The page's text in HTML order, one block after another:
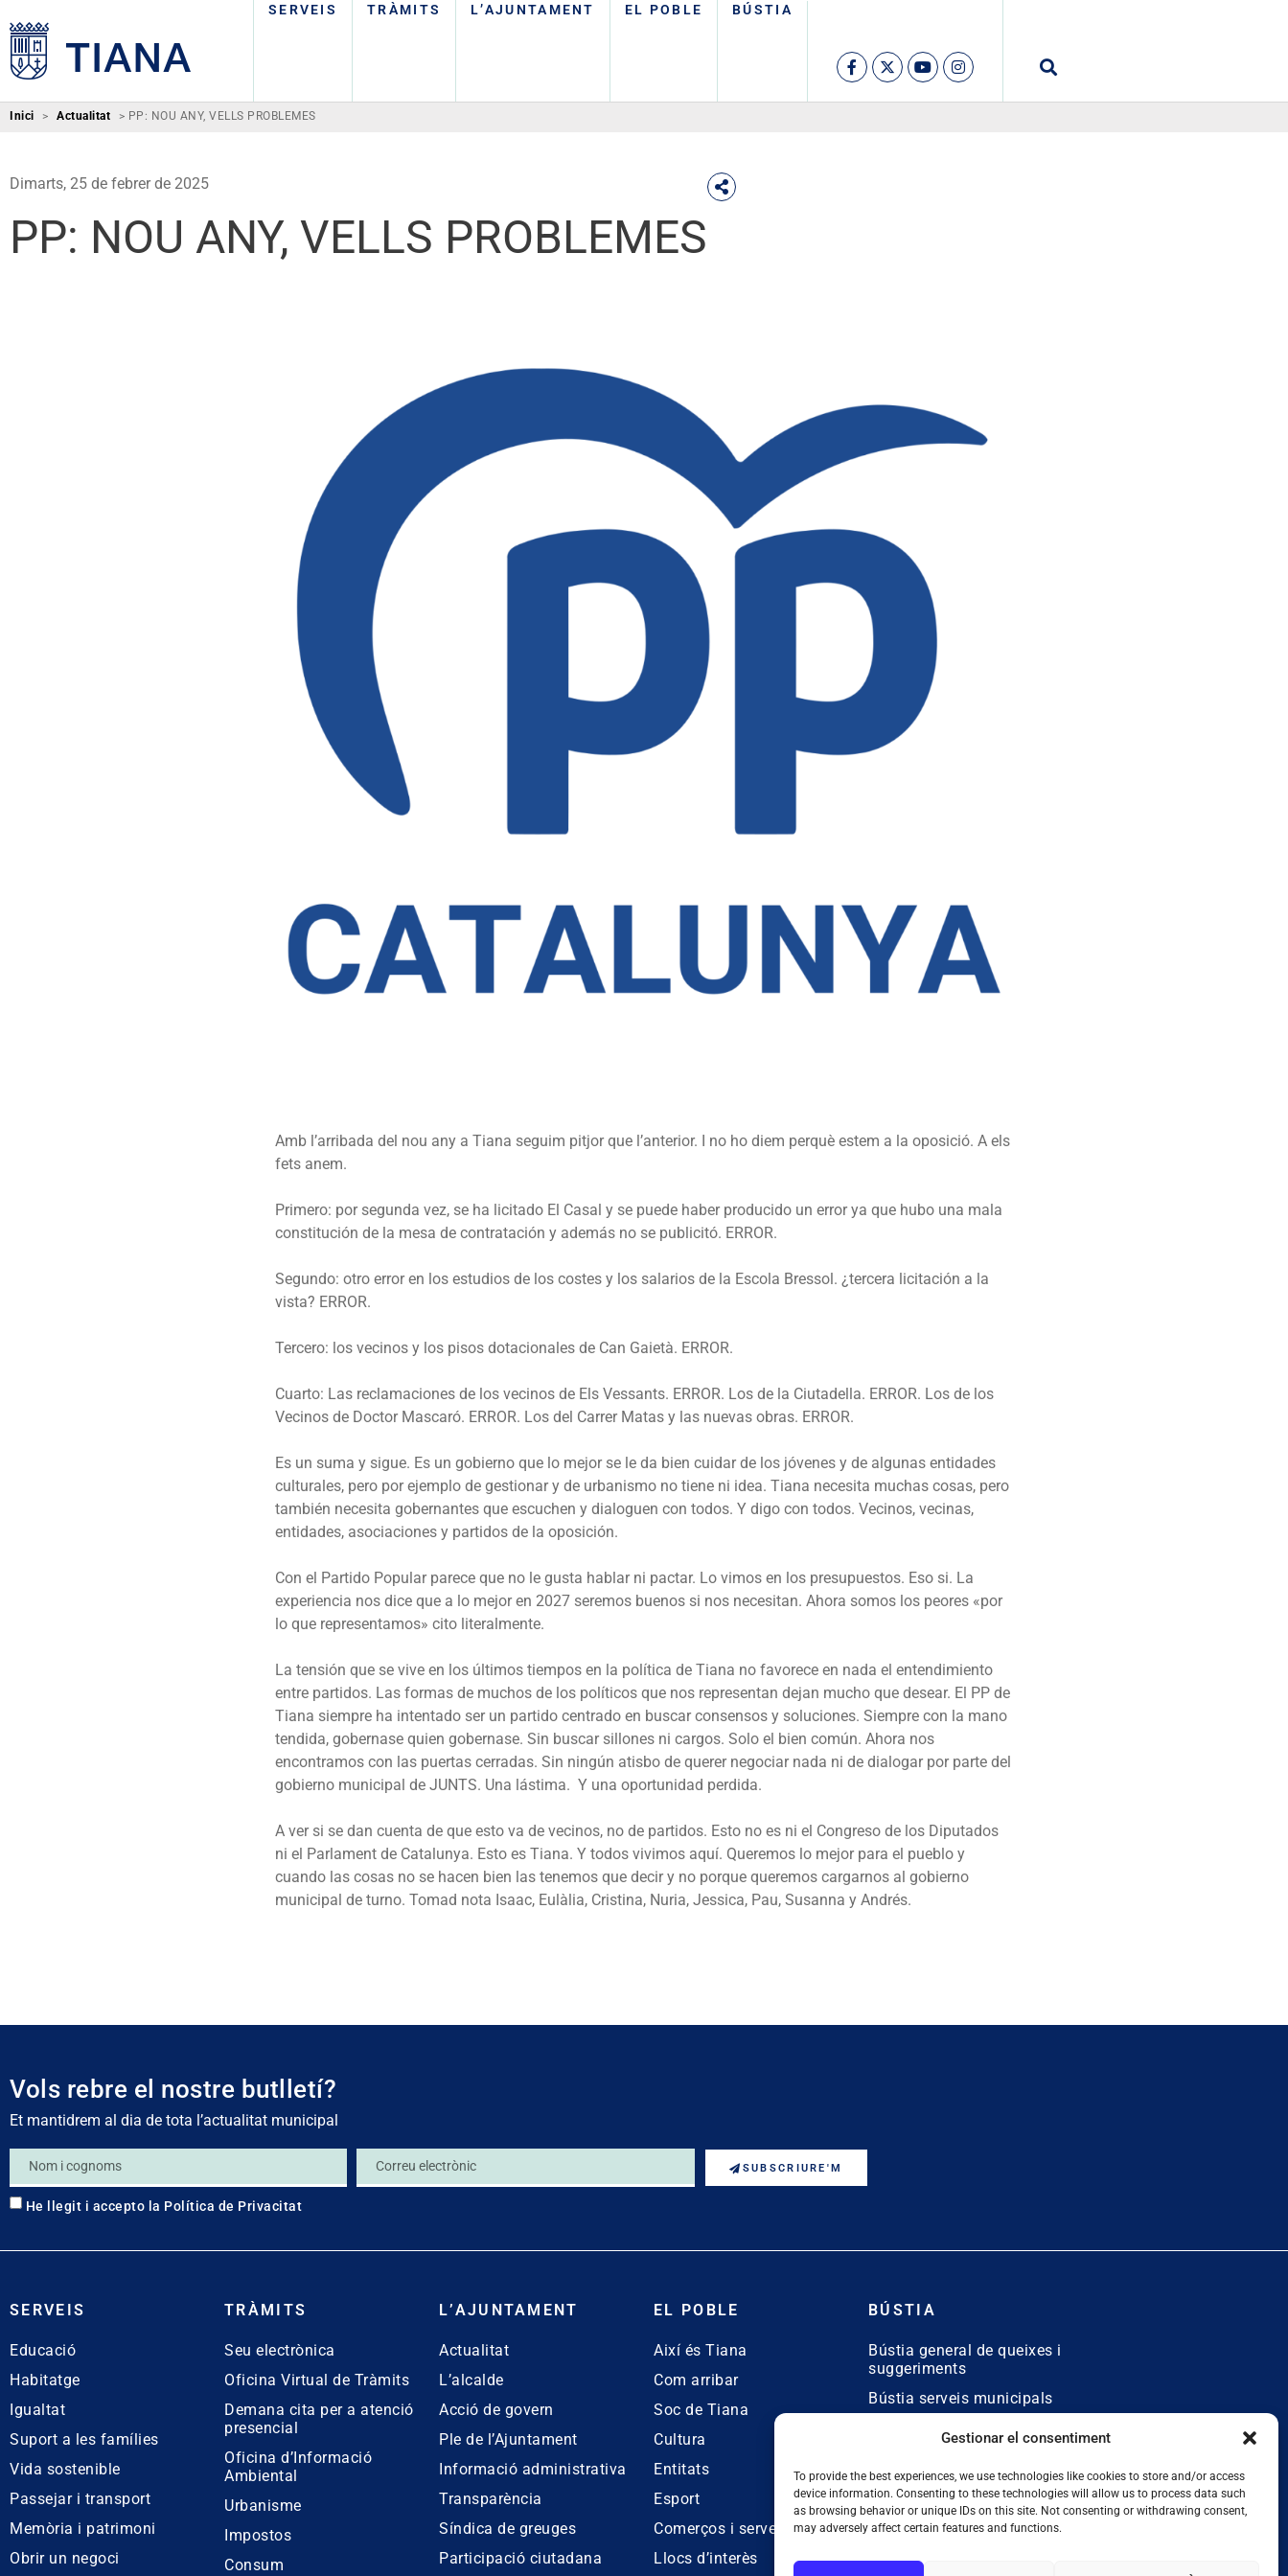
Gestionar el consentiment
To provide the best experiences, we use technologies like cookies to store and/or access
device information. Consenting to these technologies will allow us to process data such
as browsing behavior or unique IDs on this site. Not consenting or withdrawing consent,
may adversely affect certain features and functions.
SERVEIS TRÀMITS L’AJUNTAMENT EL POBLE BÚSTIA
Inici > Actualitat > PP: NOU ANY, VELLS PROBLEMES
Dimarts, 25 de febrer de 2025
PP: NOU ANY, VELLS PROBLEMES
Amb l’arribada del nou any a Tiana seguim pitjor que l’anterior. I no ho diem perquè estem a la oposició. A els
fets anem.
Primero: por segunda vez, se ha licitado El Casal y se puede haber producido un error ya que hubo una mala
constitución de la mesa de contratación y además no se publicitó. ERROR.
Segundo: otro error en los estudios de los costes y los salarios de la Escola Bressol. ¿tercera licitación a la
vista? ERROR.
Tercero: los vecinos y los pisos dotacionales de Can Gaietà. ERROR.
Cuarto: Las reclamaciones de los vecinos de Els Vessants. ERROR. Los de la Ciutadella. ERROR. Los de los
Vecinos de Doctor Mascaró. ERROR. Los del Carrer Matas y las nuevas obras. ERROR.
Es un suma y sigue. Es un gobierno que lo mejor se le da bien cuidar de los jóvenes y de algunas entidades
culturales, pero por ejemplo de gestionar y de urbanismo no tiene ni idea. Tiana necesita muchas cosas, pero
también necesita gobernantes que escuchen y dialoguen con todos. Y digo con todos. Vecinos, vecinas,
entidades, asociaciones y partidos de la oposición.
Con el Partido Popular parece que no le gusta hablar ni pactar. Lo vimos en los presupuestos. Eso si. La
experiencia nos dice que a lo mejor en 2027 seremos buenos si nos necesitan. Ahora somos los peores «por
lo que representamos» cito literalmente.
La tensión que se vive en los últimos tiempos en la política de Tiana no favorece en nada el entendimiento
entre partidos. Las formas de muchos de los políticos que nos representan dejan mucho que desear. El PP de
Tiana siempre ha intentado ser un partido centrado en buscar consensos y soluciones. Siempre con la mano
tendida, gobernase quien gobernase. Sin buscar sillones ni cargos. Solo el bien común. Ahora nos
encontramos con las puertas cerradas. Sin ningún atisbo de querer negociar nada ni de dialogar por parte del
gobierno municipal de JUNTS. Una lástima. Y una oportunidad perdida.
A ver si se dan cuenta de que esto va de vecinos, no de partidos. Esto no es ni el Congreso de los Diputados
ni el Parlament de Catalunya. Esto es Tiana. Y todos vivimos aquí. Queremos lo mejor para el pueblo y
cuando las cosas no se hacen bien las tenemos que decir y no porque queremos cargarnos al gobierno
municipal de turno. Tomad nota Isaac, Eulàlia, Cristina, Nuria, Jessica, Pau, Susanna y Andrés.
Vols rebre el nostre butlletí?
Et mantidrem al dia de tota l’actualitat municipal
He llegit i accepto la Política de Privacitat
SUBSCRIURE'M
SERVEIS
Educació
Habitatge
Igualtat
Suport a les famílies
Vida sostenible
Passejar i transport
Memòria i patrimoni
Obrir un negoci
TRÀMITS
Seu electrònica
Oficina Virtual de Tràmits
Demana cita per a atenció
presencial
Oficina d’Informació
Ambiental
Urbanisme
Impostos
Consum
L’AJUNTAMENT
Actualitat
L’alcalde
Acció de govern
Ple de l’Ajuntament
Informació administrativa
Transparència
Síndica de greuges
Participació ciutadana
EL POBLE
Així és Tiana
Com arribar
Soc de Tiana
Cultura
Entitats
Esport
Comerços i serveis
Llocs d’interès
BÚSTIA
Bústia general de queixes i
suggeriments
Bústia serveis municipals
Bústia de queixes
lingüístiques